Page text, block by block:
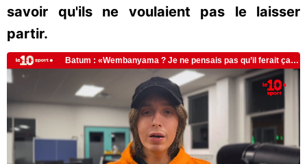
savoir qu'ils ne voulaient pas le laisser
partir.